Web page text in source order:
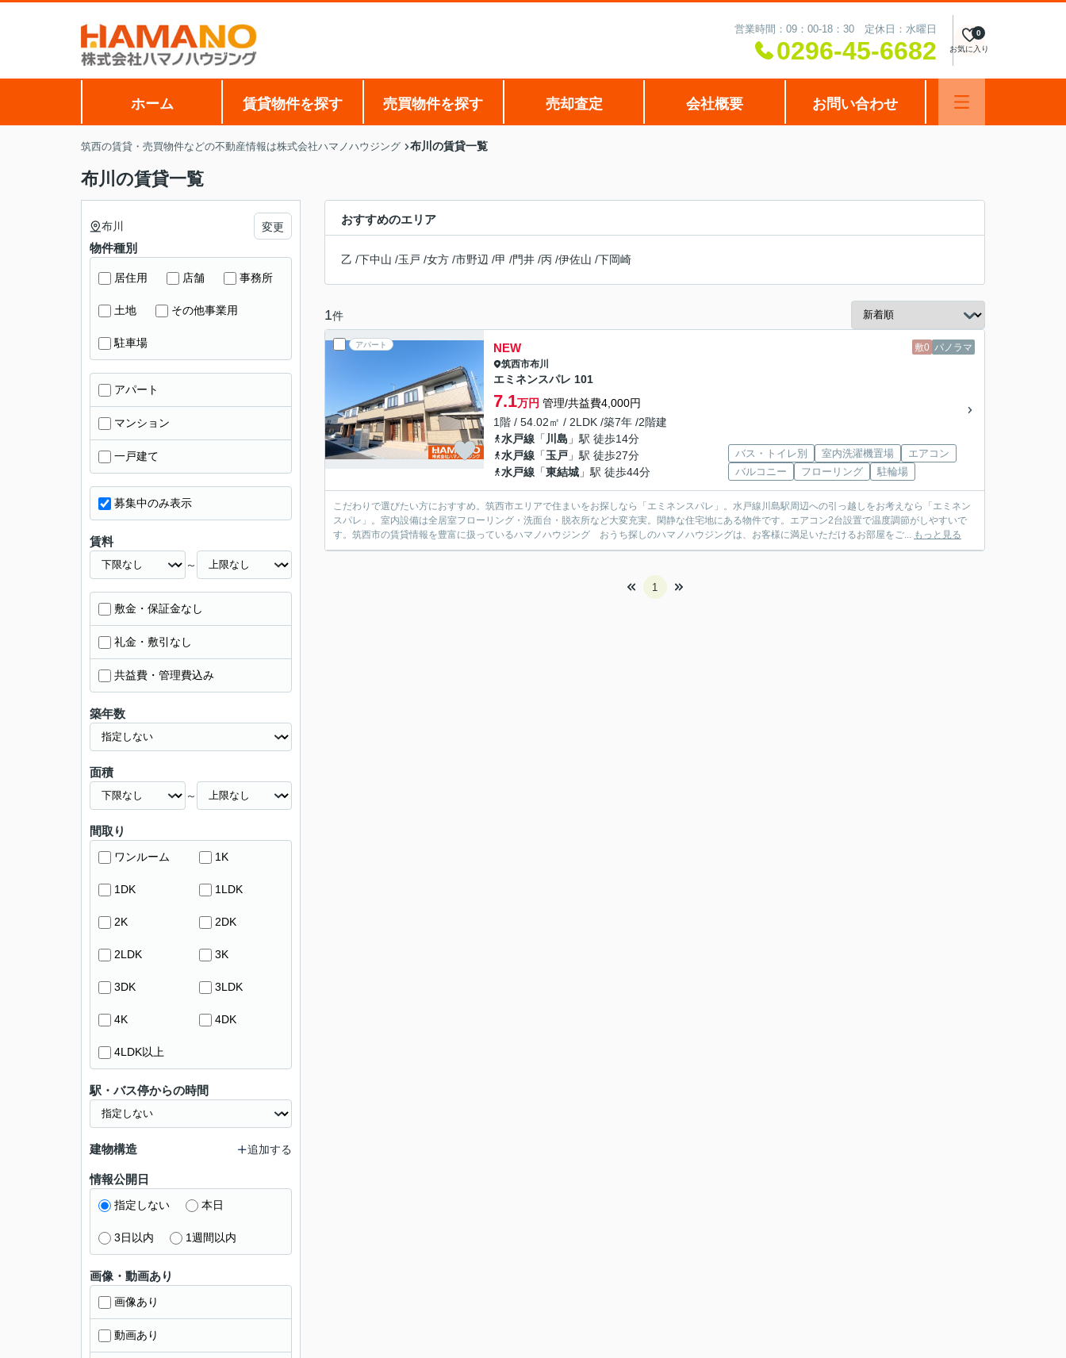
営業時間：09：00-18：30 定休日：水曜日
0296-45-6682 お気に入り
0
ホーム 賃貸物件を探す 売買物件を探す 売却査定 会社概要 お問い合わせ
筑西の賃貸・売買物件などの不動産情報は株式会社ハマノハウジング 布川の賃貸一覧
布川の賃貸一覧
おすすめのエリア
乙 /下中山 /玉戸 /女方 /市野辺 /甲 /門井 /丙 /伊佐山 /下岡崎
1件
アパート 敷0 パノラマ
NEW
筑西市布川
エミネンスパレ 101
7.1万円 管理/共益費4,000円
1階 / 54.02㎡ / 2LDK /築7年 /2階建
水戸線 「 川島 」駅 徒歩14分
水戸線 「玉戸 」駅 徒歩27分
水戸線 「東結城 」駅 徒歩44分
バス・トイレ別 室内洗濯機置場
エアコン
バルコニー
フローリング 駐輪場
こだわりで選びたい方におすすめ。筑西市エリアで住まいをお探しなら「エミネンスパレ」。水戸線川島駅周辺への引っ越しをお考えなら「エミネン
スパレ」。室内設備は全居室フローリング・洗面台・脱衣所など大変充実。閑静な住宅地にある物件です。エアコン2台設置で温度調節がしやすいで
す。筑西市の賃貸情報を豊富に扱っているハマノハウジング おうち探しのハマノハウジングは、お客様に満足いただけるお部屋をご... もっと見る
1
布川 変更
物件種別
居住用 店舗 事務所
土地 その他事業用
駐車場
アパート
マンション
一戸建て
募集中のみ表示
賃料
～
敷金・保証金なし
礼金・敷引なし
共益費・管理費込み
築年数
面積
～
間取り
ワンルーム 1K
1DK 1LDK
2K 2DK
2LDK 3K
3DK 3LDK
4K 4DK
4LDK以上
駅・バス停からの時間
建物構造 追加する
情報公開日
指定しない 本日
3日以内 1週間以内
画像・動画あり
画像あり
動画あり